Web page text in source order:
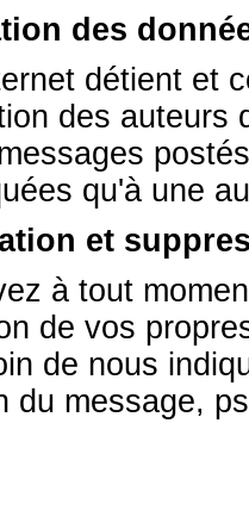
des
détient et
des auteurs
qu'à une
et
à tout
de vos
de nous
du message,